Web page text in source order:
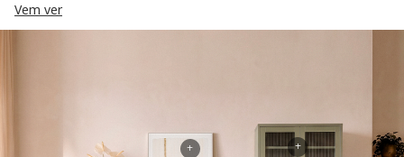
Vem ver
+
+